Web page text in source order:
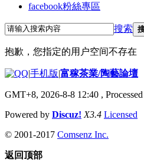
facebook粉絲專區
搜索
抱歉，您指定的用户空间不存在
|手机版|富稼茶業/陶藝論壇
GMT+8, 2026-8-8 12:40 ,
Powered by Discuz! X3.4 Licensed
© 2001-2017 Comsenz Inc.
返回顶部